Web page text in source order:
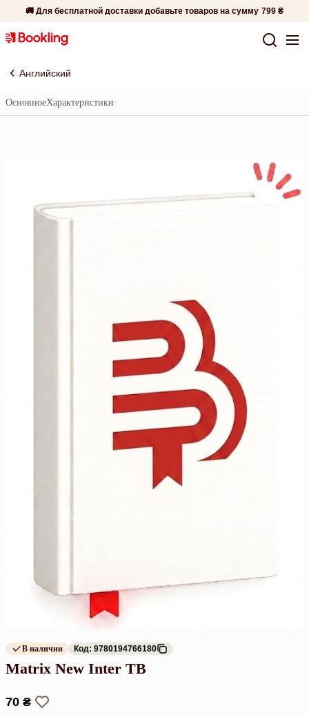
🚚 Для бесплатной доставки добавьте товаров на сумму 799 ₴
Английский
ОсновноеХарактеристики
В наличии Код: 9780194766180
Matrix New Inter TB
70 ₴